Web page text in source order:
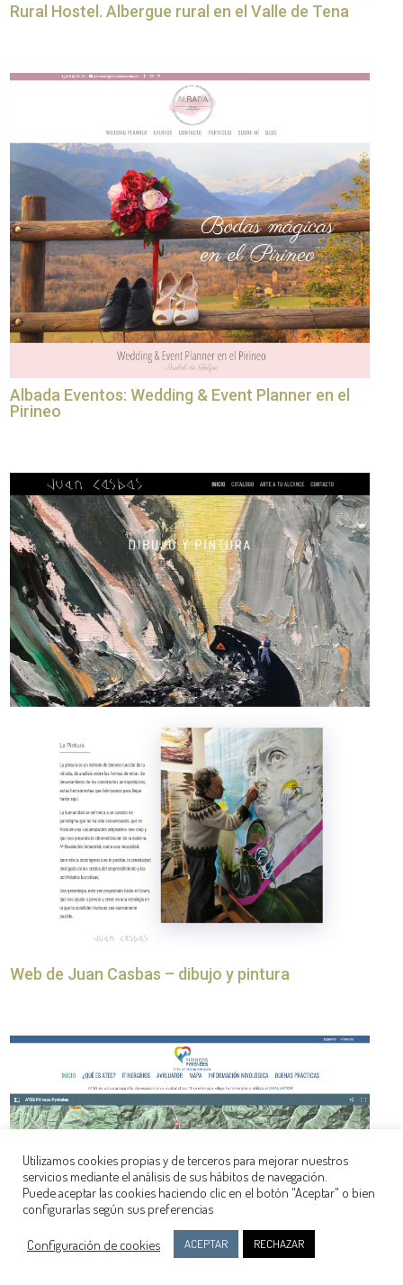
Rural Hostel. Albergue rural en el Valle de Tena
Albada Eventos: Wedding & Event Planner en el
Pirineo
Web de Juan Casbas – dibujo y pintura
Utilizamos cookies propias y de terceros para mejorar nuestros
servicios mediante el análisis de sus hábitos de navegación.
Puede aceptar las cookies haciendo clic en el botón "Aceptar" o bien
configurarlas según sus preferencias
Configuración de cookies ACEPTAR RECHAZAR